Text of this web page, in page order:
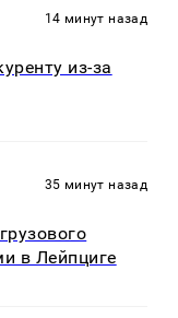
14 минут назад
из-за
35 минут назад
в Лейпциге